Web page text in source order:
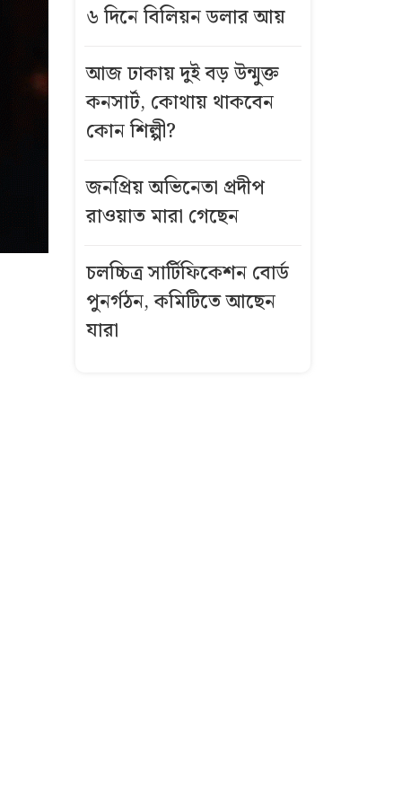
৬ দিনে বিলিয়ন ডলার আয়
আজ ঢাকায় দুই বড় উন্মুক্ত
কনসার্ট, কোথায় থাকবেন
কোন শিল্পী?
জনপ্রিয় অভিনেতা প্রদীপ
রাওয়াত মারা গেছেন
চলচ্চিত্র সার্টিফিকেশন বোর্ড
পুনর্গঠন, কমিটিতে আছেন
যারা